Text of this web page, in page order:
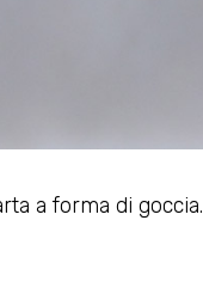
a forma di goccia.